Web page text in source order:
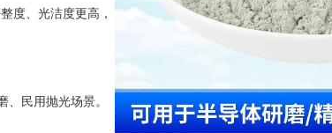
度、光洁度更高，
民用抛光场景。